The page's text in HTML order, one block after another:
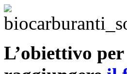
L’obiettivo